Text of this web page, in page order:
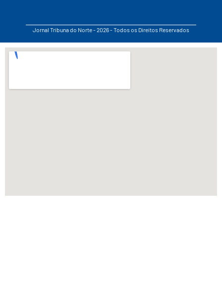
Jornal Tribuna do Norte - 2026 - Todos os Direitos Reservados